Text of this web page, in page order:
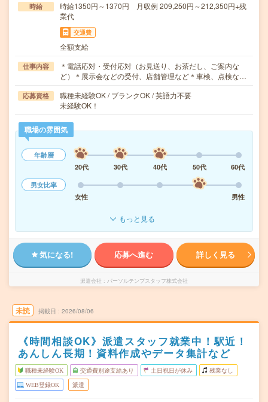
時給
時給1350円～1370円 月収例 209,250円～212,350円+残
業代
交通費
全額支給
仕事内容
＊電話応対・受付応対（お見送り、お茶だし、ご案内な
ど）＊展示会などの受付、店舗管理など＊車検、点検な…
応募資格
職種未経験OK / ブランクOK / 英語力不要
未経験OK！
職場の雰囲気
年齢層
20代
30代 40代 50代
60代
男女比率
女性
男性
もっと見る
気になる! 応募へ進む 詳しく見る
派遣会社 パーソルテンプスタッフ株式会社
未読 掲載日 2026/08/06
《時間相談OK》派遣スタッフ就業中！駅近！
あんしん長期！資料作成やデータ集計など
職種未経験OK 交通費別途支給あり 土日祝日が休み 残業なし
WEB登録OK 派遣